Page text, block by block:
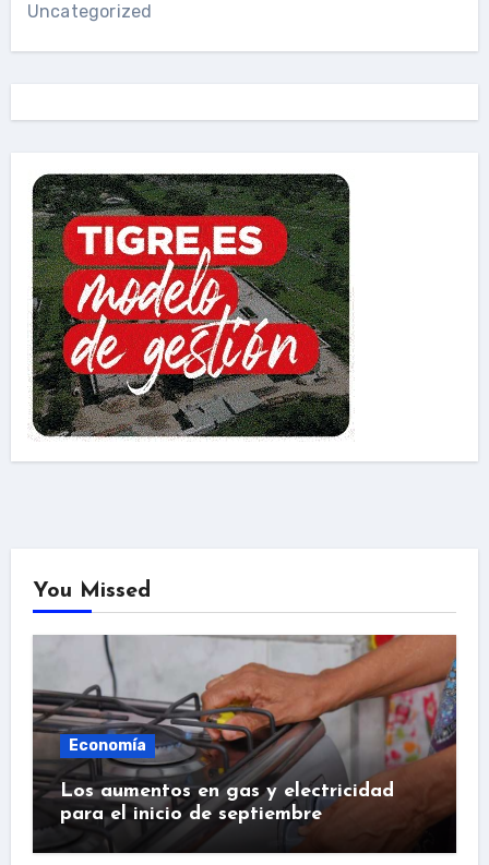
Uncategorized
You Missed
Economía
Los aumentos en gas y electricidad
para el inicio de septiembre